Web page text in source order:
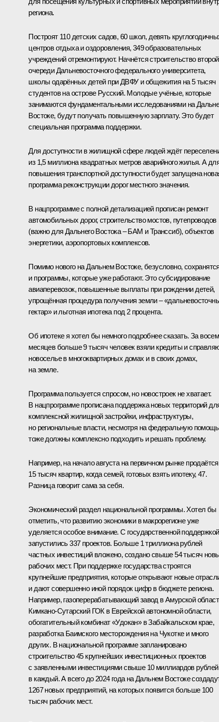
региона.
Построят 110 детских садов, 60 школ, девять
центров отдыха и оздоровления, 349 образовательных
учреждений отремонтируют. Начнётся строительство второй
очереди Дальневосточного федерального университета,
школы одарённых детей при ДВФУ и общежития на 5 тысяч
студентов на острове Русский. Молодые учёные, которые
занимаются фундаментальными исследованиями на
Востоке, будут получать повышенную зарплату. Это будет
специальная программа поддержки.
Для доступности в жилищной сфере людей ждёт
из 1,5 миллиона квадратных метров аварийного жилья. А
повышения транспортной доступности будет запущена
программа реконструкции дорог местного значения.
В нацпрограмме с полной детализацией прописан ремонт
автомобильных дорог, строительство мостов, путепроводов
(важно для Дальнего Востока – БАМ и Транссиб), объектов
энергетики, аэропортовых комплексов.
Помимо нового на Дальнем Востоке, безусловно,
и программы, которые уже работают. Это субсидирование
авиаперевозок, повышенные выплаты при рождении детей,
упрощённая процедура получения земли –
гектар» и льготная ипотека под 2 процента.
Об ипотеке я хотел бы немного подробнее сказать. За
месяцев больше 9 тысяч человек взяли кредиты и
новоселье в многоквартирных домах и в своих домах,
на земле.
Программа пользуется спросом, но новостроек не хватает.
В нацпрограмме прописана поддержка новых территорий
комплексной жилищной застройки, инфраструктуры,
но региональные власти, несмотря на федеральную
тоже должны комплексно подходить и решать проблему.
Например, на начало августа на первичном рынке продаётся
15 тысяч квартир, когда семей, готовых взять ипотеку, 47.
Разница говорит сама за себя.
Экономический раздел национальной программы. Хотел бы
отметить, что развитию экономики в макрорегионе уже
уделяется особое внимание. С государственной поддержкой
запустились 337 проектов. Больше 1 триллиона рублей
частных инвестиций вложено, создано свыше 54 тысяч
рабочих мест. При поддержке государства строятся
крупнейшие предприятия, которые открывают новые
и дают совершенно иной порядок цифр в бюджете региона.
Например, газоперерабатывающий завод в Амурской
Кимкано-Сутарский ГОК в Еврейской автономной области,
обогатительный комбинат «Удокан» в Забайкальском крае,
разработка Баимского месторождения на Чукотке и много
других. В национальной программе запланировано
строительство 45 крупнейших инвестиционных проектов
с заявленными инвестициями свыше 10 миллиардов рублей
в каждый. А всего до 2024 года на Дальнем Востоке
1267 новых предприятий, на которых появится больше 100
тысяч рабочих мест.